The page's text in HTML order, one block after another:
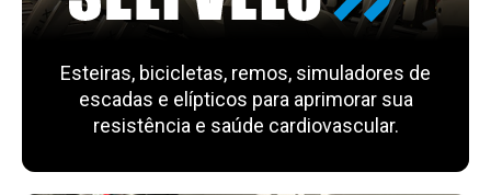
Esteiras, bicicletas, remos, simuladores de
escadas e elípticos para aprimorar sua
resistência e saúde cardiovascular.